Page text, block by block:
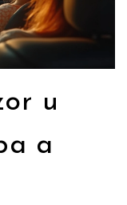
u
a